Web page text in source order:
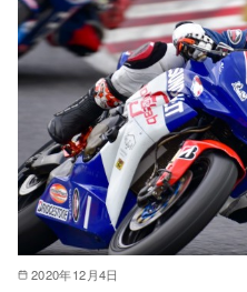
2020年12月4日